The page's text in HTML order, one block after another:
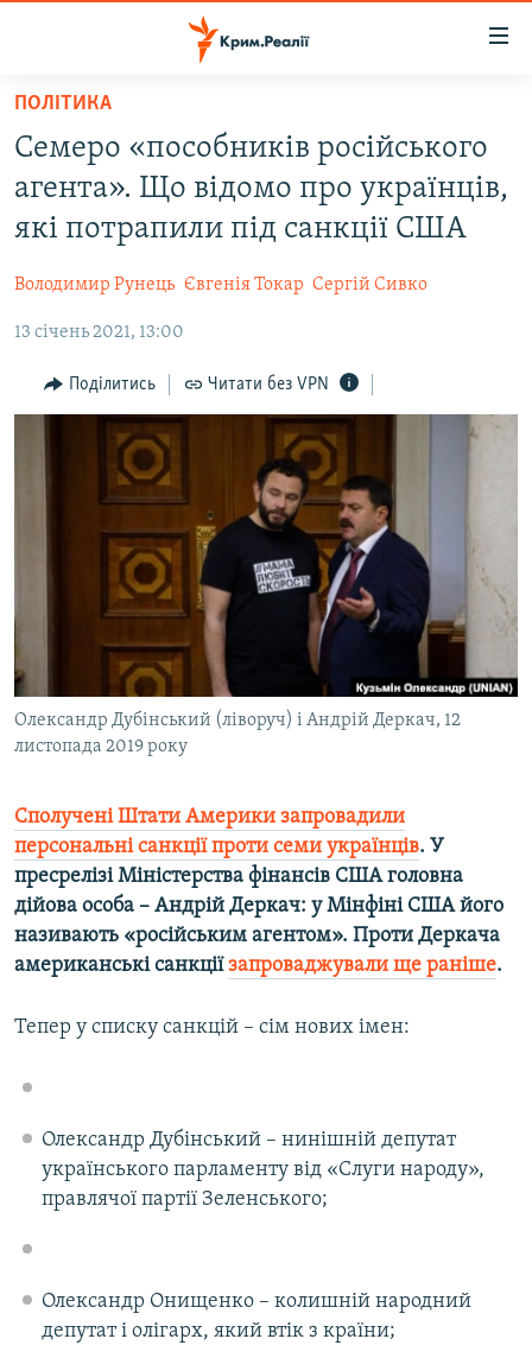
Перейти
основного
матеріалу
Перейти
до
основної
Перейти
пошуку
ВОДА.КРИМ
ВІДЕО ТА ФОТО
БЛОГИ
ПОГЛЯД
ІНТЕРВ'Ю
ВСЕ ЗА ДЕНЬ
СПЕЦПРОЕКТИ
ВІДЕОУРОКИ «ELIFBE»
СВІДЧЕННЯ ОКУПАЦІЇ
УКРАЇНСЬКА ПРОБЛЕМА КРИМУ
ІНФОГРАФІКА
ЯК ОБІЙТИ БЛОКУВАННЯ
Qırımtatar
ДОЛУЧАЙСЯ!
ПОЛІТИКА
Семеро «пособників російського
агента». Що відомо про українців,
які потрапили під санкції США
Володимир Рунець Євгенія Токар Сергій Сивко
13 січень 2021, 13:00
Поділитись Читати без VPN
Олександр Дубінський (ліворуч) і Андрій Деркач, 12
листопада 2019 року
Сполучені Штати Америки запровадили
персональні санкції проти семи українців. У
пресрелізі Міністерства фінансів США головна
дійова особа – Андрій Деркач: у Мінфіні США його
називають «російським агентом». Проти Деркача
американські санкціїзапроваджували ще раніше.
Тепер у списку санкцій – сім нових імен:
Олександр Дубінський – нинішній депутат
українського парламенту від «Слуги народу»,
правлячої партії Зеленського;
Олександр Онищенко – колишній народний
депутат і олігарх, який втік з країни;